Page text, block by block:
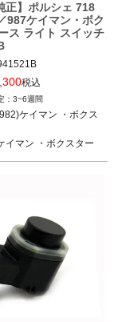
正】ポルシェ 718
987ケイマン・ボク
ス ライト スイッチ
ケイマン ケイマン
ケイマンGTS／ケイマ
ンGT4 RS 16-
ボクスター ボクス
ーS／ボクスターGTS
16
イマン* ケイマン／ケ
マンR 05-12
クスター* ボクスター
05-12
アルトランスミッシ
税込
3~6週間
ケイマン ・ボクス
イマン ・ボクスター